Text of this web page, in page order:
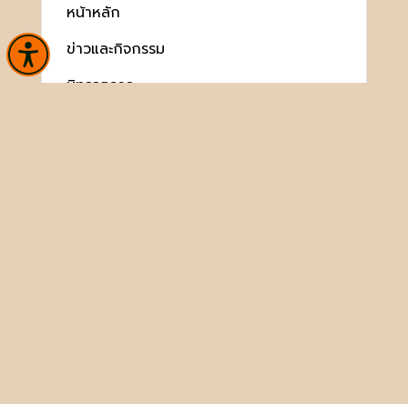
หน้าหลัก
ข่าวและกิจกรรม
นิทรรศการ